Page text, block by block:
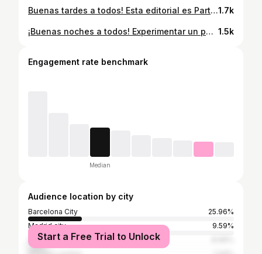
Buenas tardes a todos! Esta editorial es Party Cake, realizada para @lofficielindia. Otro look de la editorial que hicimos para L'Officiel India, que os comparto abriendo con esta primera foto que me encanta. Estoy deseandito sacar la cámara de formato medio a la luz natural y darle caña a las fotos 💃🏻 ¿Cuál es vuestra foto favorita? Modelo: @cestluly for @viewmanagement Estilista: @mariadavilauniverse MUAH: @noeminohales #beauty #editorial #lofficielindia #lofficiel #fashion #freckles #josecarvajal #mariadavila #noeminohales #barcelona #luznatural #naturallight #vogue1.7k
¡Buenas noches a todos! Experimentar un poquitín nunca viene mal, y últimamente estoy enganchado a las cuentas que exploran los límites del maquillaje tanto física como digitalmente. Así que he probado un poco a añadir más iris, que son bien bonitos, y más si son los de Daria 💙 ¿Cuál es vuestra foto favorita? Modelo: @dariavikhreva x @twomanagementbarcelona MUAH: @esthercarbonellmakeup #beauty #dariavikhreva #josecarvajal #esthercarbonell #makeupbrutalism #huiontablet #barcelona #aesthetics #ａｅｓｔｈｅｔｉｃ #makeupideas #macro #eyedetail #contemporaryart 1.5k
Engagement rate benchmark
Median
Audience location by city
Barcelona City
25.96%
Madrid city
9.59%
Seville
Start a Free Trial to Unlock